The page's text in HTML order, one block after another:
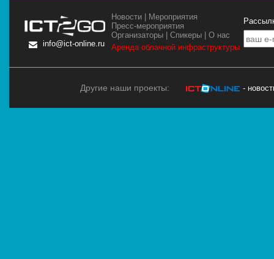
info@ict-online.ru
Новости
Мероприятия
Пресс-мероприятия
Организаторы |Спикеры |О нас
Аренда облачной инфраструктуры
Другие наши проекты: -